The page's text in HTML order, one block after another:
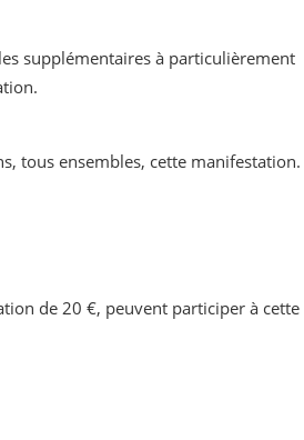
supplémentaires à particulièrement
tous ensembles, cette manifestation.
de 20 €, peuvent participer à cette